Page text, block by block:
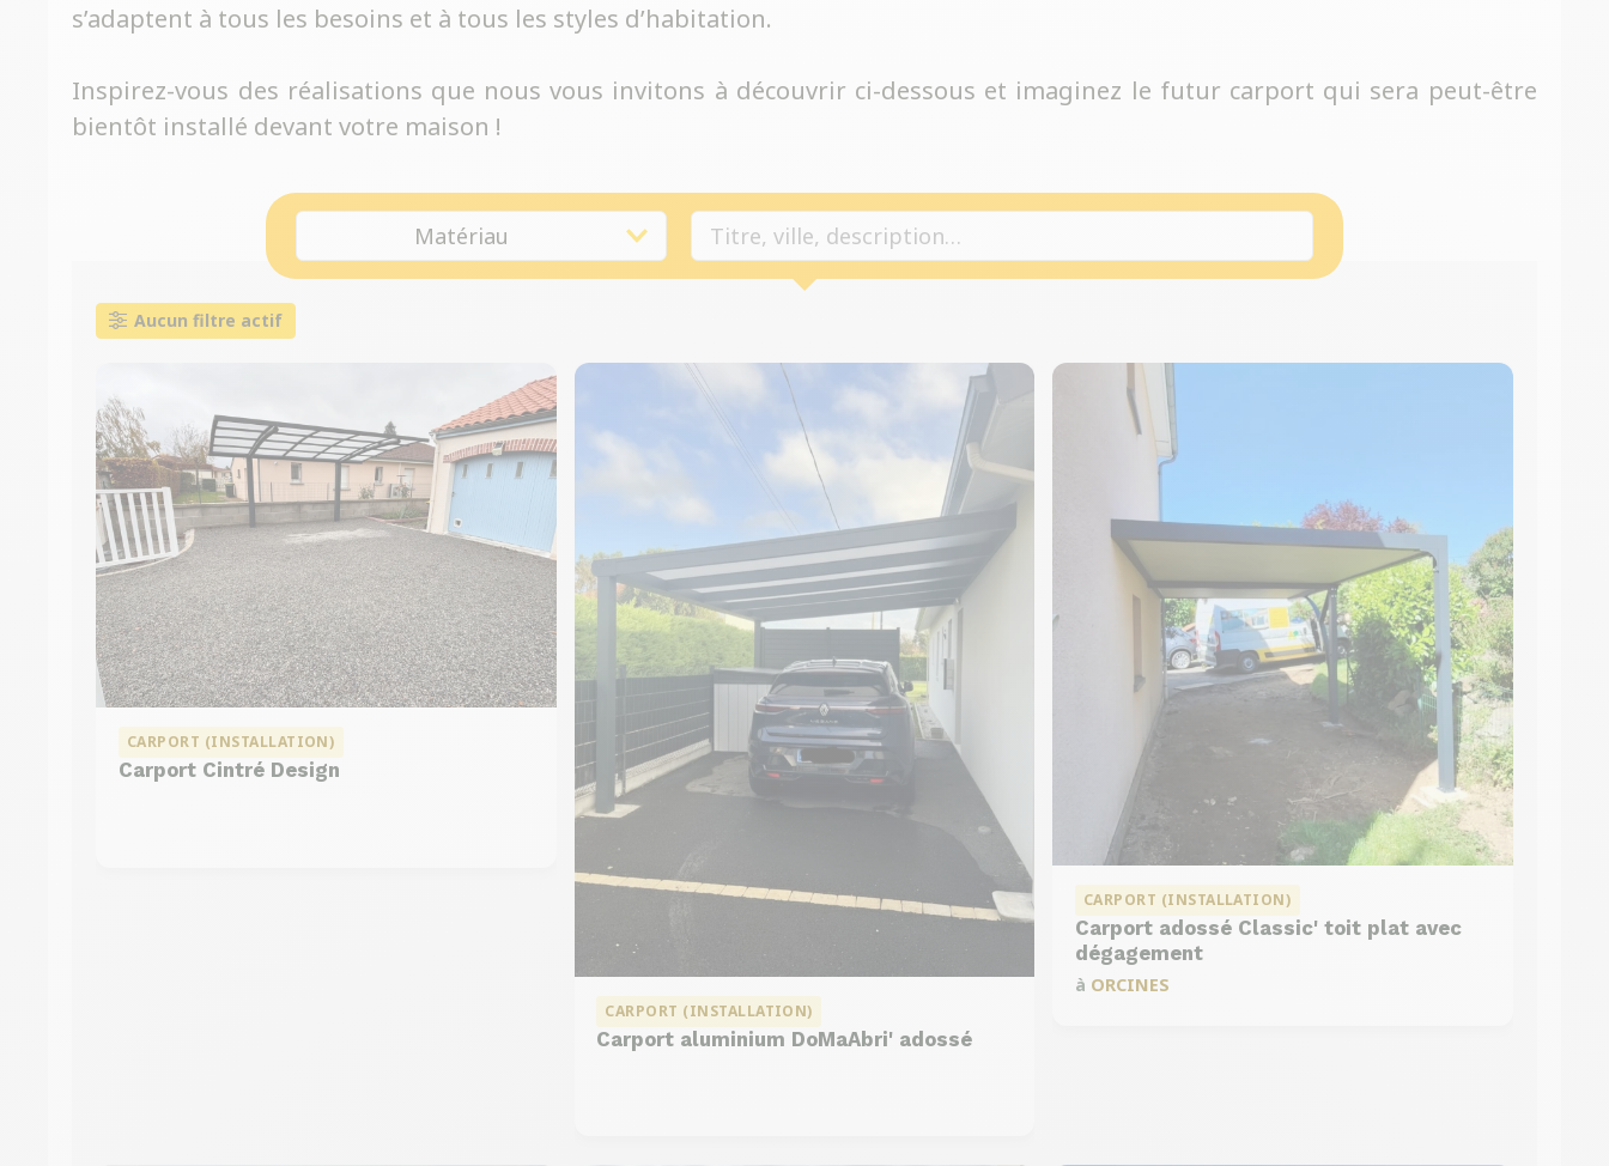
s’adaptent à tous les besoins et à tous les styles d’habitation.
Inspirez-vous des réalisations que nous vous invitons à découvrir ci-dessous et imaginez le futur carport qui sera peut-être
bientôt installé devant votre maison !
Matériau
Aucun filtre actif
CARPORT (INSTALLATION)
Carport Cintré Design
CARPORT (INSTALLATION)
Carport aluminium DoMaAbri' adossé
CARPORT (INSTALLATION)
Carport adossé Classic' toit plat avec
dégagement
à ORCINES